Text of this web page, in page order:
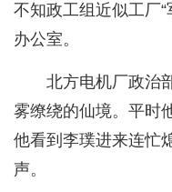
不知政工组近似工厂
办公室。
北方电机厂政治
雾缭绕的仙境。平时
他看到李璞进来连忙
声。